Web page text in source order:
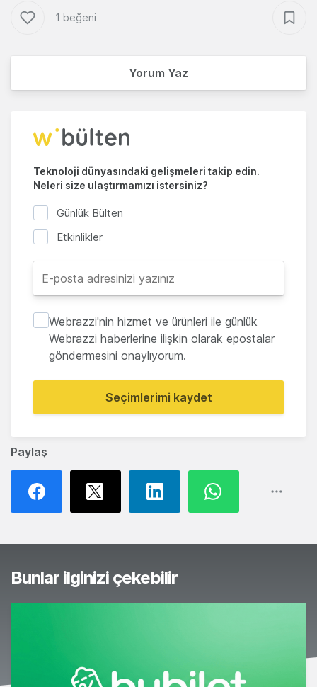
Paylaş
1 beğeni
Yorum Yaz
Teknoloji dünyasındaki gelişmeleri takip edin.
Neleri size ulaştırmamızı istersiniz?
Günlük Bülten
Etkinlikler
Webrazzi'nin hizmet ve ürünleri ile günlük
Webrazzi haberlerine ilişkin olarak epostalar
göndermesini onaylıyorum.
Seçimlerimi kaydet
Bunlar ilginizi çekebilir